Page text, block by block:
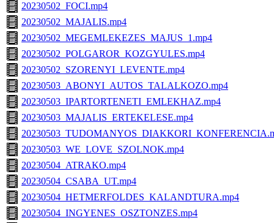
20230502_FOCI.mp4
20230502_MAJALIS.mp4
20230502_MEGEMLEKEZES_MAJUS_1.mp4
20230502_POLGAROR_KOZGYULES.mp4
20230502_SZORENYI_LEVENTE.mp4
20230503_ABONYI_AUTOS_TALALKOZO.mp4
20230503_IPARTORTENETI_EMLEKHAZ.mp4
20230503_MAJALIS_ERTEKELESE.mp4
20230503_WE_LOVE_SZOLNOK.mp4
20230504_ATRAKO.mp4
20230504_CSABA_UT.mp4
20230504_HETMERFOLDES_KALANDTURA.mp4
20230504_INGYENES_OSZTONZES.mp4